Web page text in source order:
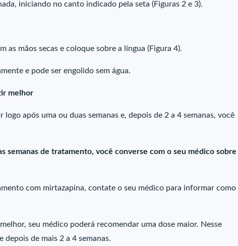
iniciando no canto indicado pela seta (Figuras 2 e 3).
as mãos secas e coloque sobre a língua (Figura 4).
e pode ser engolido sem água.
melhor
após uma ou duas semanas e, depois de 2 a 4 semanas, você
semanas de tratamento, você converse com o seu médico sobre
com mirtazapina, contate o seu médico para informar como
seu médico poderá recomendar uma dose maior. Nesse
de mais 2 a 4 semanas.